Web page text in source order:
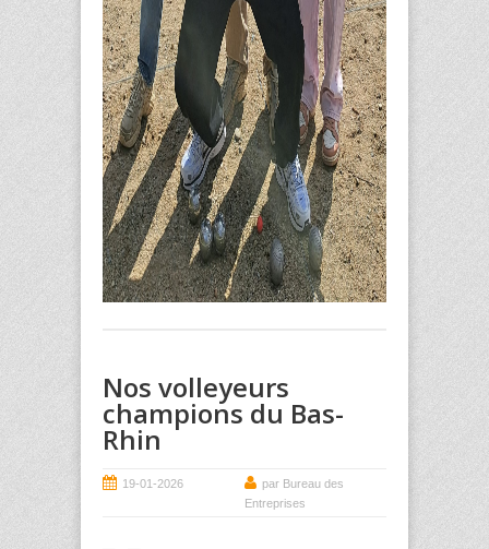
Nos volleyeurs
champions du Bas-
Rhin
19-01-2026
par Bureau des
Entreprises